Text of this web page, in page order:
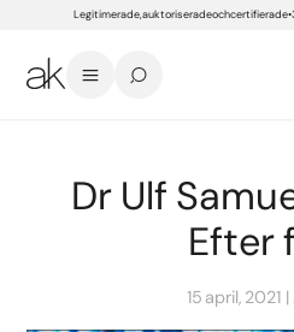
Legitimerade, auktoriserade och certifierade
Dr Ulf
Efter
15 april, 2021